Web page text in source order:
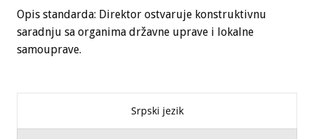
Opis standarda: Direktor ostvaruje konstruktivnu
saradnju sa organima državne uprave i lokalne
samouprave.
Srpski jezik